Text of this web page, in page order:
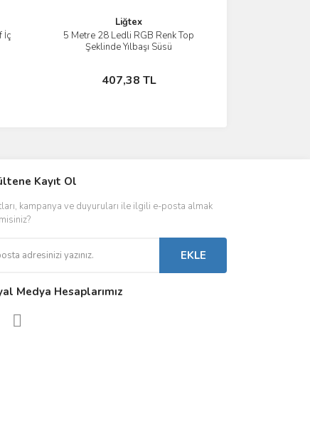
İç
Liğtex
5 Metre 28 Ledli RGB Renk Top
Şeklinde Yılbaşı Süsü
407,38 TL
İncele
Stokta Yok
& TRAFO
Kontaktörler
Sigorta & Otomatlar
Kayıt Ol
kampanya ve duyuruları ile ilgili e-posta almak
EKLE
Medya Hesaplarımız